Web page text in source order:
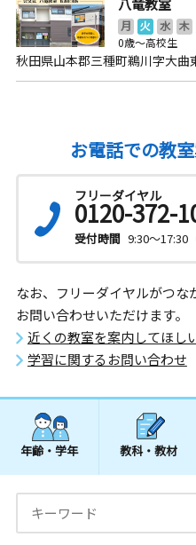
八竜教室
月 火 水 木
0歳～高校生
秋田県山本郡三種町鵜川字大曲
お電話での教
フリーダイヤル
0120-372-
受付時間 9:30～17:30
なお、フリーダイヤルがつ
お問い合わせいただけます。
近くの教室を案内してほし
学習に関するお問い合わせ
年齢・学年 教科・教材